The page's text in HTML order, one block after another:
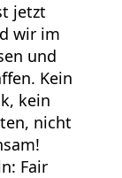
jetzt
wir im
und
Kein
kein
nicht
Fair